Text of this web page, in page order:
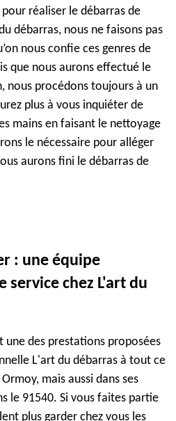
réaliser le débarras de
débarras, nous ne faisons pas
nous confie ces genres de
que nous aurons effectué le
nous procédons toujours à un
plus à vous inquiéter de
mains en faisant le nettoyage
le nécessaire pour alléger
aurons fini le débarras de
: une équipe
service chez L'art du
une des prestations proposées
L'art du débarras à tout ce
mais aussi dans ses
le 91540. Si vous faites partie
plus garder chez vous les